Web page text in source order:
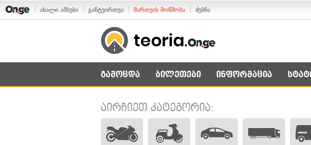
ახალი ამბები განტვირთვა მართვის მოწმობა ძებნა
გამოცდა ბილეთები ინფორმაცია
აირჩიეთ კატეგორია: